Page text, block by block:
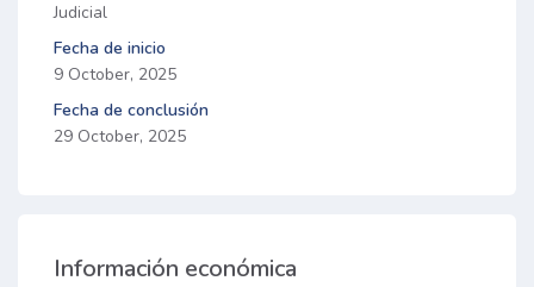
Judicial
Fecha de inicio
9 October, 2025
Fecha de conclusión
29 October, 2025
Información económica